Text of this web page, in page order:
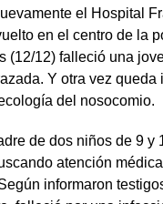
el Hospital
en el centro de la
(12/12) falleció una
Y otra vez queda
del nosocomio.
de dos niños de 9 y
atención
informaron